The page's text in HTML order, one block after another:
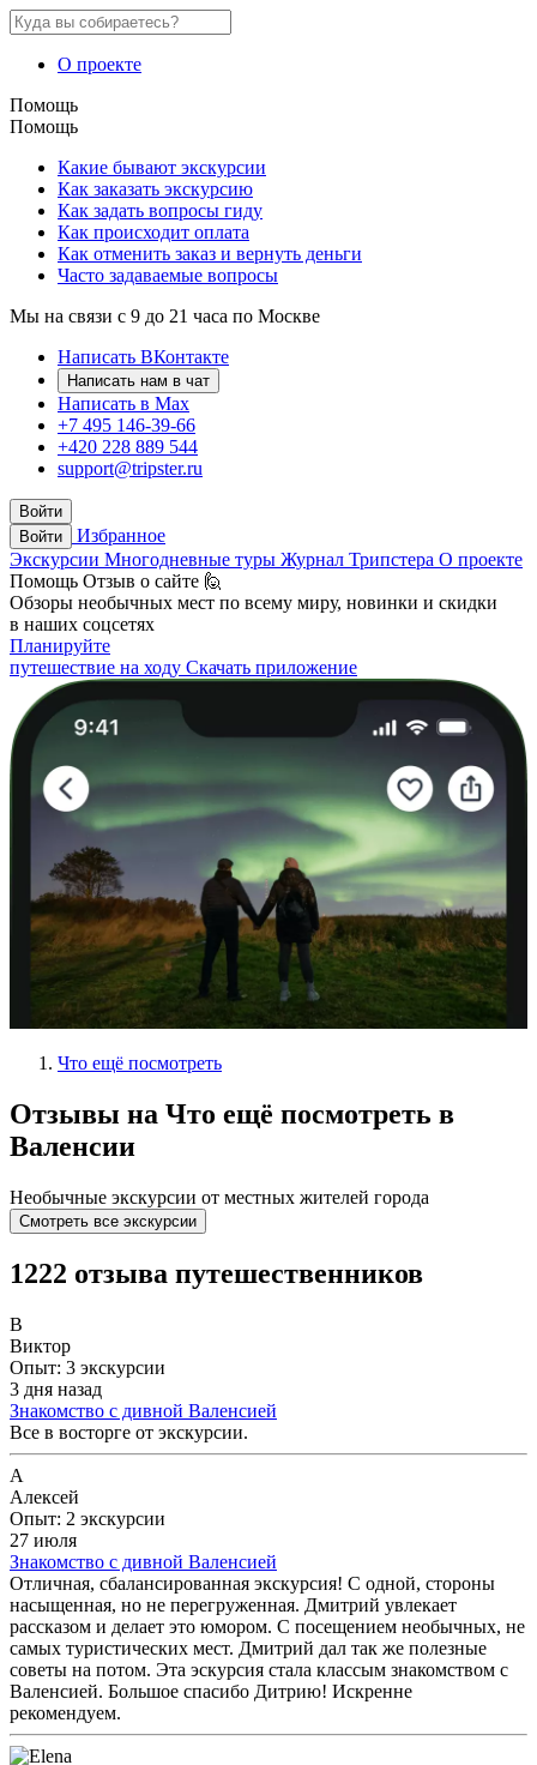
О проекте
Помощь
Помощь
Какие бывают экскурсии
Как заказать экскурсию
Как задать вопросы гиду
Как происходит оплата
Как отменить заказ и вернуть деньги
Часто задаваемые вопросы
Мы на связи с 9 до 21 часа по Москве
Написать ВКонтакте
Написать нам в чат
Написать в Max
+7 495 146-39-66
+420 228 889 544
support@tripster.ru
Войти
Войти
Избранное
Экскурсии Многодневные туры Журнал Трипстера О проекте
Помощь Отзыв о сайте 🙋
Обзоры необычных мест по всему миру, новинки и скидки
в наших соцсетях
Планируйте
путешествие на ходу Скачать приложение
Что ещё посмотреть
Отзывы на Что ещё посмотреть в
Валенсии
Необычные экскурсии от местных жителей города
Смотреть все экскурсии
1222 отзыва путешественников
В
Виктор
Опыт: 3 экскурсии
3 дня назад
Знакомство с дивной Валенсией
Все в восторге от экскурсии.
А
Алексей
Опыт: 2 экскурсии
27 июля
Знакомство с дивной Валенсией
Отличная, сбалансированная экскурсия! С одной, стороны
насыщенная, но не перегруженная. Дмитрий увлекает
рассказом и делает это юмором. С посещением необычных, не
самых туристических мест. Дмитрий дал так же полезные
советы на потом. Эта эскурсия стала классым знакомством с
Валенсией. Большое спасибо Дитрию! Искренне
рекомендуем.